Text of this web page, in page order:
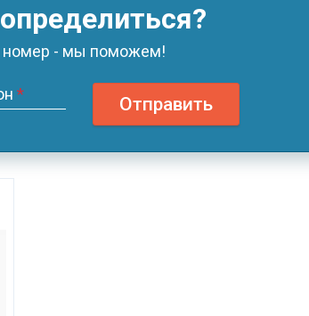
номер - мы поможем!
* Отправить